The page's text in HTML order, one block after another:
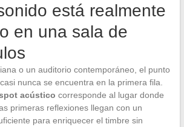
está realmente
en una sala de
o un auditorio contemporáneo, el punto
nunca se encuentra en la primera fila.
acústico corresponde al lugar donde
primeras reflexiones llegan con un
para enriquecer el timbre sin